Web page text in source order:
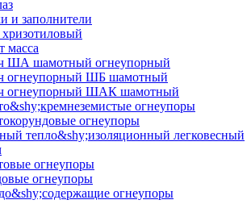
и заполнители
хризотиловый
масса
ША шамотный огнеупорный
огнеупорный ШБ шамотный
огнеупорный ШАК шамотный
огнеупоры
огнеупоры
тепло&shy;изоляционный легковесный
огнеупоры
огнеупоры
огнеупоры